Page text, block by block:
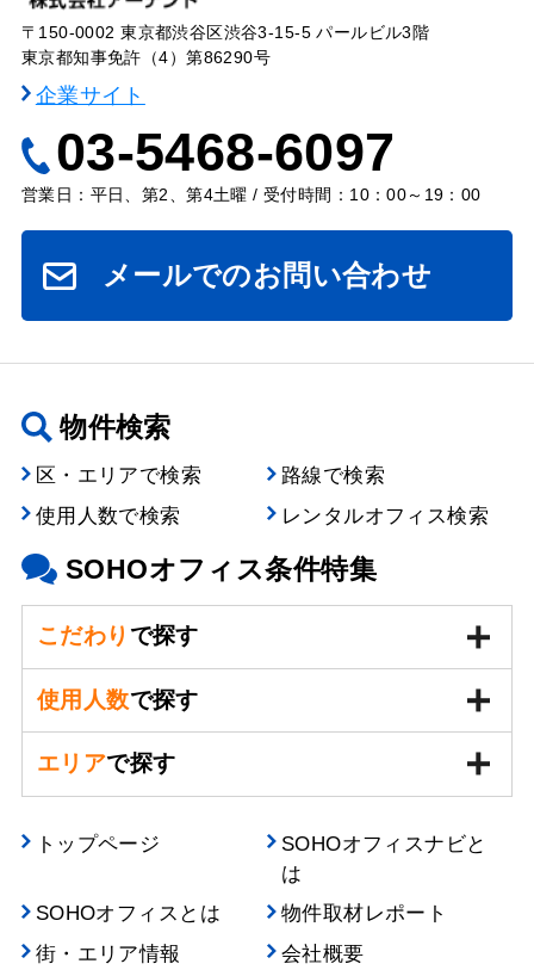
〒150-0002 東京都渋谷区渋谷3-15-5 パールビル3階
東京都知事免許（4）第86290号
企業サイト
03-5468-6097
営業日：平日、第2、第4土曜 / 受付時間：10：00～19：00
メールでのお問い合わせ
物件検索
区・エリアで検索
路線で検索
使用人数で検索
レンタルオフィス検索
SOHOオフィス条件特集
こだわり で探す
使用人数で探す
エリアで探す
トップページ
SOHOオフィスナビと
は
SOHOオフィスとは
物件取材レポート
街・エリア情報
会社概要